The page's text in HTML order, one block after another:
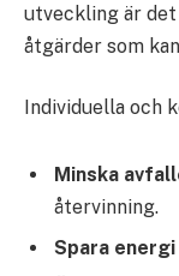
utveckling är
åtgärder som
Individuella och
Minska
återvinning.
Spara energi